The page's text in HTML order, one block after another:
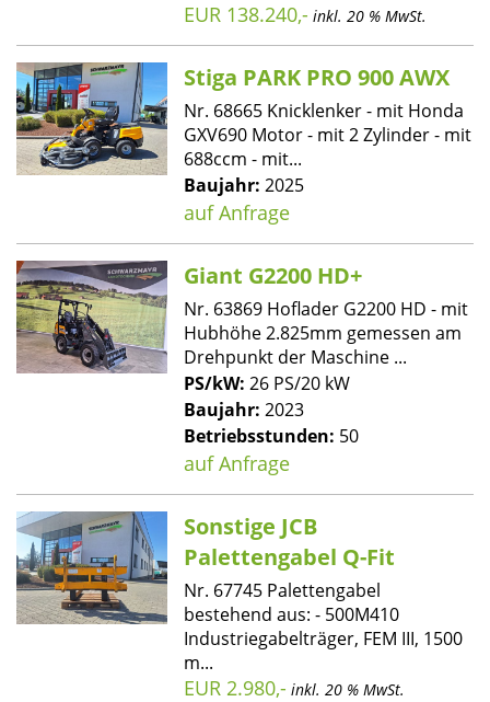
EUR 138.240,- inkl. 20 % MwSt.
Stiga PARK PRO 900 AWX
Nr. 68665 Knicklenker - mit Honda
GXV690 Motor - mit 2 Zylinder - mit
688ccm - mit...
Baujahr: 2025
auf Anfrage
Giant G2200 HD+
Nr. 63869 Hoflader G2200 HD - mit
Hubhöhe 2.825mm gemessen am
Drehpunkt der Maschine ...
PS/kW: 26 PS/20 kW
Baujahr: 2023
Betriebsstunden: 50
auf Anfrage
Sonstige JCB
Palettengabel Q-Fit
Nr. 67745 Palettengabel
bestehend aus: - 500M410
Industriegabelträger, FEM III, 1500
m...
EUR 2.980,- inkl. 20 % MwSt.